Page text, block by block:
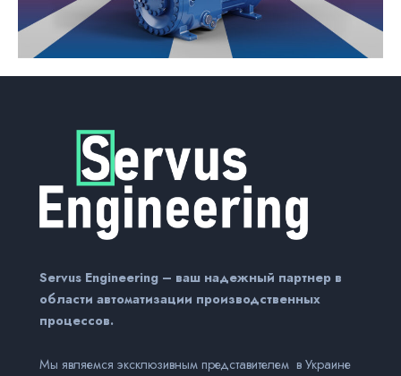
Servus Engineering – ваш надежный партнер в
области автоматизации производственных
процессов.
Мы являемся эксклюзивным представителем в Украине